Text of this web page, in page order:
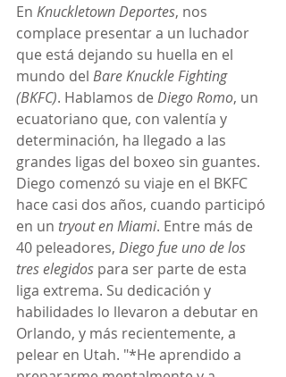
En Knuckletown Deportes, nos
complace presentar a un luchador
que está dejando su huella en el
mundo del Bare Knuckle Fighting
(BKFC). Hablamos de Diego Romo, un
ecuatoriano que, con valentía y
determinación, ha llegado a las
grandes ligas del boxeo sin guantes.
Diego comenzó su viaje en el BKFC
hace casi dos años, cuando participó
en un tryout en Miami. Entre más de
40 peleadores, Diego fue uno de los
tres elegidos para ser parte de esta
liga extrema. Su dedicación y
habilidades lo llevaron a debutar en
Orlando, y más recientemente, a
pelear en Utah. "*He aprendido a